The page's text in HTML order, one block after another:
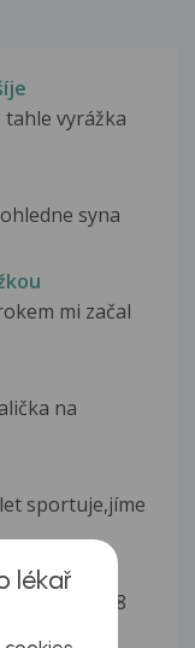
tahle vyrážka
syna
mi začal
na
sportuje,jíme
kolem 38
lékař